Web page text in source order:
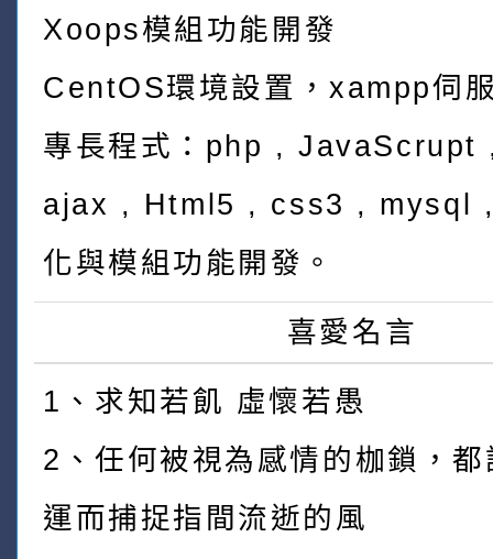
Xoops模組功能開發
CentOS環境設置，xampp伺
專長程式：php ,
ajax , Html5 , css3 , mysql
化與模組功能開發。
喜愛名言
1、求知若飢 虛懷若愚
2、任何被視為感情的枷鎖，
運而捕捉指間流逝的風